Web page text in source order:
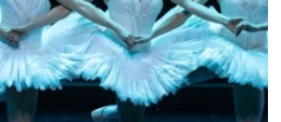
CLASSIQUE